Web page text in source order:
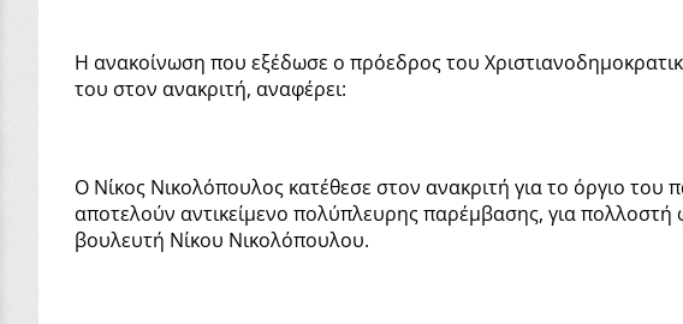
Η ανακοίνωση που εξέδωσε ο πρόεδρος του
του στον ανακριτή, αναφέρει:
Ο Νίκος Νικολόπουλος κατέθεσε στον ανακριτή για το όργιο
αποτελούν αντικείμενο πολύπλευρης παρέμβασης, για
βουλευτή Νίκου Νικολόπουλου.